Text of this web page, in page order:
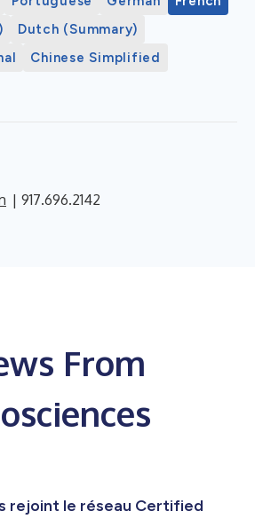
Dutch (Summary)
Chinese Simplified
| 917.696.2142
From
rejoint le réseau Certified